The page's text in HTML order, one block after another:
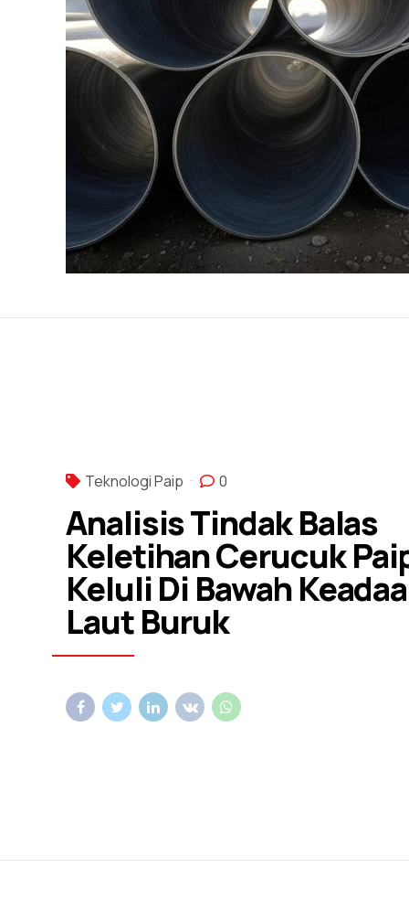
Teknologi Paip 0
Analisis Tindak Balas
Keletihan Cerucuk
Keluli Di Bawah
Laut Buruk